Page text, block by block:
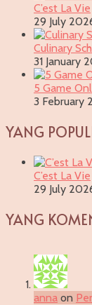
C’est La Vie
29 July
Culinary
31 January
5 Game
3 February
YANG
C’est La Vie
29 July
YANG
anna on